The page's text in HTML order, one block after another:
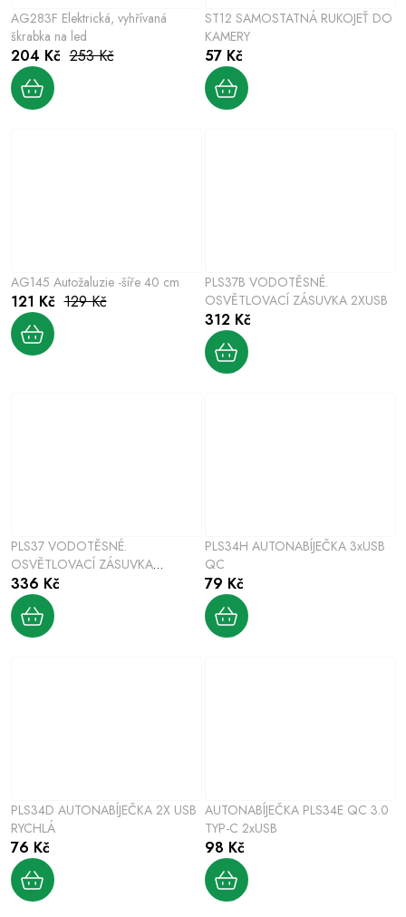
AG283F Elektrická, vyhřívaná
škrabka na led
204 Kč 253 Kč
ST12 SAMOSTATNÁ RUKOJEŤ DO
KAMERY
57 Kč
AG145 Autožaluzie -šíře 40 cm
121 Kč 129 Kč
PLS37B VODOTĚSNÉ.
OSVĚTLOVACÍ ZÁSUVKA 2XUSB
312 Kč
PLS37 VODOTĚSNÉ.
OSVĚTLOVACÍ ZÁSUVKA
VOLTMETR
336 Kč
PLS34H AUTONABÍJEČKA 3xUSB
QC
79 Kč
PLS34D AUTONABÍJEČKA 2X USB
RYCHLÁ
76 Kč
AUTONABÍJEČKA PLS34E QC 3.0
TYP-C 2xUSB
98 Kč